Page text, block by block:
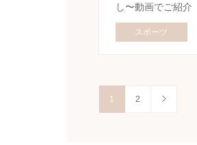
し〜動画でご紹介
スポーツ
1 2